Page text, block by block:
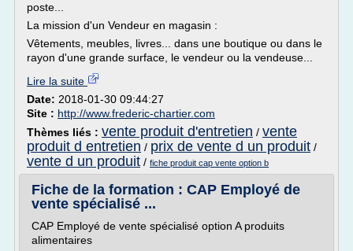
poste...
La mission d'un Vendeur en magasin :
Vêtements, meubles, livres... dans une boutique ou dans le
rayon d'une grande surface, le vendeur ou la vendeuse...
Lire la suite
Date: 2018-01-30 09:44:27
Site : http://www.frederic-chartier.com
Thèmes liés : vente produit d'entretien / vente
produit d entretien / prix de vente d un produit /
vente d un produit / fiche produit cap vente option b
Fiche de la formation : CAP Employé de
vente spécialisé ...
CAP Employé de vente spécialisé option A produits
alimentaires